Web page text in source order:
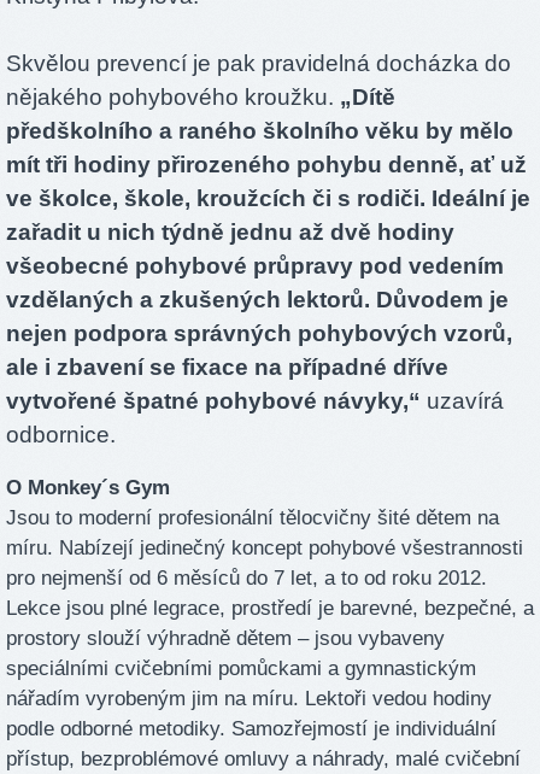
Skvělou prevencí je pak pravidelná docházka do
nějakého pohybového kroužku. „Dítě
předškolního a raného školního věku by mělo
mít tři hodiny přirozeného pohybu denně, ať už
ve školce, škole, kroužcích či s rodiči. Ideální je
zařadit u nich týdně jednu až dvě hodiny
všeobecné pohybové průpravy pod vedením
vzdělaných a zkušených lektorů. Důvodem je
nejen podpora správných pohybových vzorů,
ale i zbavení se fixace na případné dříve
vytvořené špatné pohybové návyky,“ uzavírá
odbornice.
O Monkey´s Gym
Jsou to moderní profesionální tělocvičny šité dětem na
míru. Nabízejí jedinečný koncept pohybové všestrannosti
pro nejmenší od 6 měsíců do 7 let, a to od roku 2012.
Lekce jsou plné legrace, prostředí je barevné, bezpečné, a
prostory slouží výhradně dětem – jsou vybaveny
speciálními cvičebními pomůckami a gymnastickým
nářadím vyrobeným jim na míru. Lektoři vedou hodiny
podle odborné metodiky. Samozřejmostí je individuální
přístup, bezproblémové omluvy a náhrady, malé cvičební